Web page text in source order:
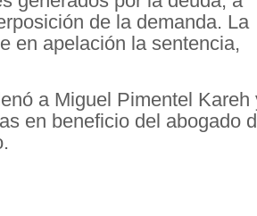
de la demanda. La
en apelación la sentencia,
a Miguel Pimentel Kareh
en beneficio del abogado